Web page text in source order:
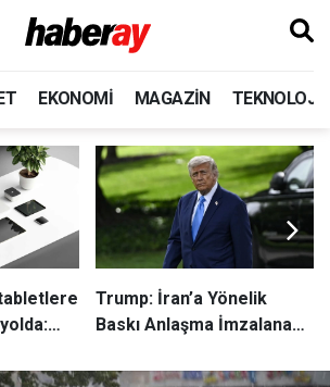
EKONOMI MAGAZIN TEKNOLOJI
Trump: İran’a Yönelik
Baskı Anlaşma İmzalanana